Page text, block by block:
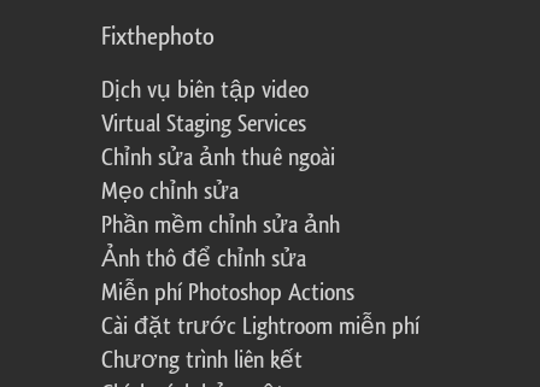
Fixthephoto
Dịch vụ biên tập video
Virtual Staging Services
Chỉnh sửa ảnh thuê ngoài
Mẹo chỉnh sửa
Phần mềm chỉnh sửa ảnh
Ảnh thô để chỉnh sửa
Miễn phí Photoshop Actions
Cài đặt trước Lightroom miễn phí
Chương trình liên kết